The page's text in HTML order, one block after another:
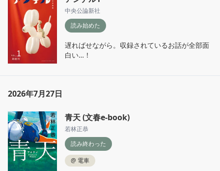
を読んでて初めてゾワっと鳥肌がたった。
中央公論新社
読み始めた
遅ればせながら。収録されているお話が全部面
白い…！
2026年7月27日
青天 (文春e-book)
若林正恭
読み終わった
@ 電車